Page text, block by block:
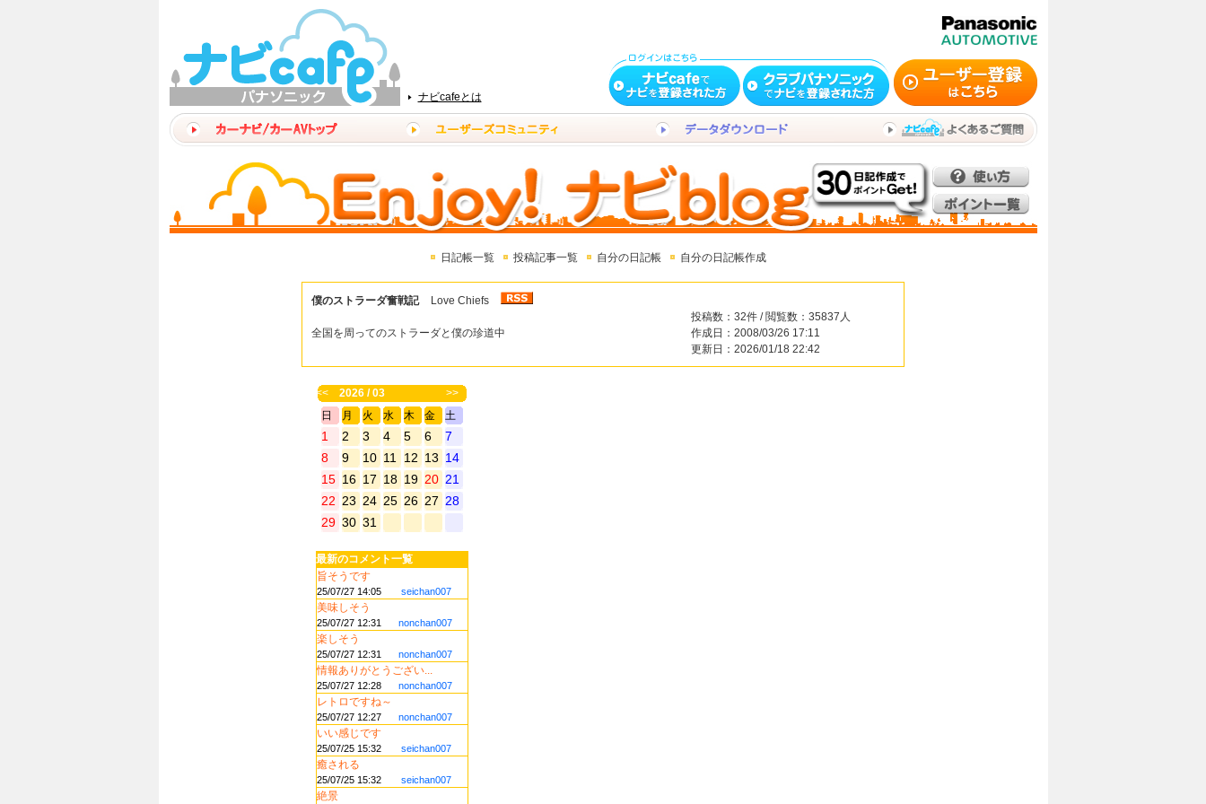
ナビcafeとは
日記帳一覧 投稿記事一覧 自分の日記帳 自分の日記帳作成
僕のストラーダ奮戦記 Love Chiefs
全国を周ってのストラーダと僕の珍道中
投稿数：32件 / 閲覧数：35837人
作成日：2008/03/26 17:11
更新日：2026/01/18 22:42
<< 2026 / 03
>>
日
月 火 水 木 金 土
1 2 3 4 5 6
7
8
9 10 11 12 13 14
15 16 17 18 19 20 21
22 23 24 25 26 27 28
29 30 31
最新のコメント一覧
旨そうです
25/07/27 14:05 seichan007
美味しそう
25/07/27 12:31 nonchan007
楽しそう
25/07/27 12:31 nonchan007
情報ありがとうござい...
25/07/27 12:28 nonchan007
レトロですね～
25/07/27 12:27 nonchan007
いい感じです
25/07/25 15:32 seichan007
癒される
25/07/25 15:32 seichan007
絶景